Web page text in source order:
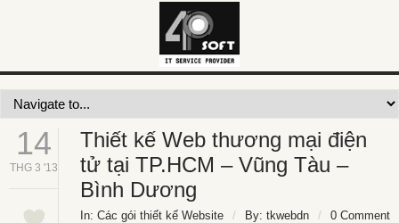
Thiết kế Web thương mại điện tử tại TP.HCM – Vũng
14
THG 3 '13
Thiết kế Web thương mại điện
tử tại TP.HCM – Vũng Tàu –
Bình Dương
In: Các gói thiết kế Website / By: tkwebdn / 0 Comment